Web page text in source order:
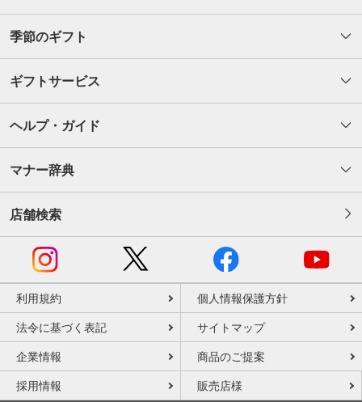
季節のギフト
ギフトサービス
ヘルプ・ガイド
マナー辞典
店舗検索
利用規約 個人情報保護方針
法令に基づく表記 サイトマップ
企業情報 商品のご提案
採用情報 販売店様